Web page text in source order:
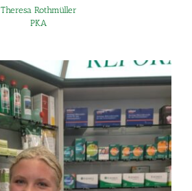
Theresa Rothmüller
PKA